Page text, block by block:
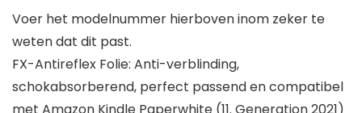
Voer het modelnummer hierboven inom zeker te
weten dat dit past.
FX-Antireflex Folie: Anti-verblinding,
schokabsorberend, perfect passend en compatibel